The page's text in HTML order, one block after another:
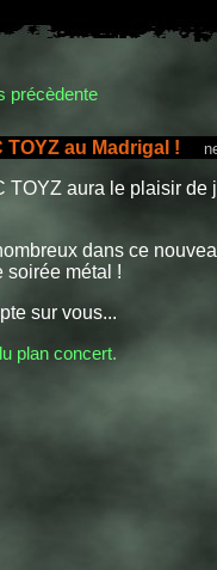
précèdente
TOYZ au Madrigal !
TOYZ aura le plaisir de
dans ce
soirée métal !
sur vous...
plan concert.